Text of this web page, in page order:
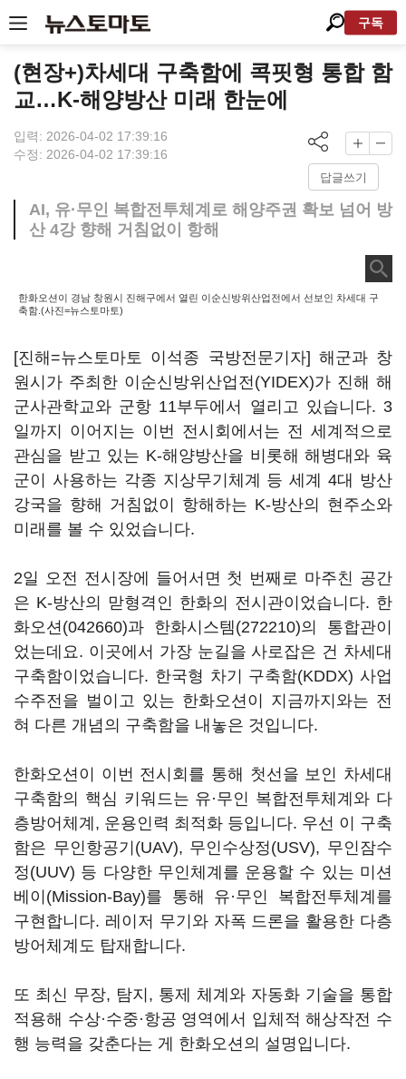
구독
(현장+)차세대 구축함에 콕핏형 통합 함
교…K-해양방산 미래 한눈에
입력: 2026-04-02 17:39:16
수정: 2026-04-02 17:39:16
답글쓰기
AI, 유·무인 복합전투체계로 해양주권 확보 넘어 방
산 4강 향해 거침없이 항해
한화오션이 경남 창원시 진해구에서 열린 이순신방위산업전에서 선보인 차세대 구
축함.(사진=뉴스토마토)
[진해=뉴스토마토 이석종 국방전문기자] 해군과 창
원시가 주최한 이순신방위산업전(YIDEX)가 진해 해
군사관학교와 군항 11부두에서 열리고 있습니다. 3
일까지 이어지는 이번 전시회에서는 전 세계적으로
관심을 받고 있는 K-해양방산을 비롯해 해병대와 육
군이 사용하는 각종 지상무기체계 등 세계 4대 방산
강국을 향해 거침없이 항해하는 K-방산의 현주소와
미래를 볼 수 있었습니다.
2일 오전 전시장에 들어서면 첫 번째로 마주친 공간
은 K-방산의 맏형격인 한화의 전시관이었습니다. 한
화오션(042660)과 한화시스템(272210)의 통합관이
었는데요. 이곳에서 가장 눈길을 사로잡은 건 차세대
구축함이었습니다. 한국형 차기 구축함(KDDX) 사업
수주전을 벌이고 있는 한화오션이 지금까지와는 전
혀 다른 개념의 구축함을 내놓은 것입니다.
한화오션이 이번 전시회를 통해 첫선을 보인 차세대
구축함의 핵심 키워드는 유·무인 복합전투체계와 다
층방어체계, 운용인력 최적화 등입니다. 우선 이 구축
함은 무인항공기(UAV), 무인수상정(USV), 무인잠수
정(UUV) 등 다양한 무인체계를 운용할 수 있는 미션
베이(Mission-Bay)를 통해 유·무인 복합전투체계를
구현합니다. 레이저 무기와 자폭 드론을 활용한 다층
방어체계도 탑재합니다.
또 최신 무장, 탐지, 통제 체계와 자동화 기술을 통합
적용해 수상·수중·항공 영역에서 입체적 해상작전 수
행 능력을 갖춘다는 게 한화오션의 설명입니다.